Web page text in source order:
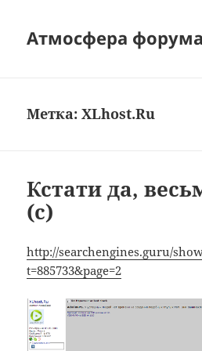
Атмосфера форума
Метка:XLhost.Ru
Кстати да,
(с)
http://searchengines.guru/
t=885733&page=2